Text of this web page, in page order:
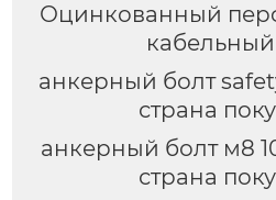
Оцинкованный
анкерный болт
страна
анкерный болт м8
страна